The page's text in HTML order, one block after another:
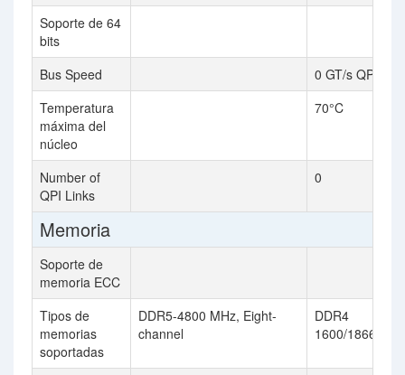
Soporte de 64
bits
Bus Speed
0 GT/s QPI
Temperatura
máxima del
núcleo
70°C
Number of
QPI Links
0
Memoria
Soporte de
memoria ECC
Tipos de
memorias
soportadas
DDR5-4800 MHz, Eight-
channel
DDR4
1600/1866/